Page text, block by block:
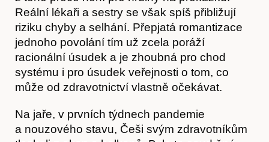
Reální lékaři a sestry se však spíš přibližují
riziku chyby a selhání. Přepjatá romantizace
jednoho povolání tím už zcela poráží
racionální úsudek a je zhoubná pro chod
systému i pro úsudek veřejnosti o tom, co
může od zdravotnictví vlastně očekávat.
Na jaře, v prvních týdnech pandemie
a nouzového stavu, Češi svým zdravotníkům